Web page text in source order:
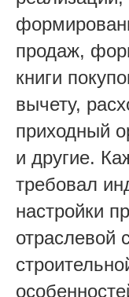
продаж,
книги
вычету,
приходный
и другие.
требовал
настройки
отраслевой